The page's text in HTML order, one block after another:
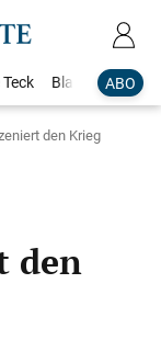
ABO
Blaulicht
den Krieg
den